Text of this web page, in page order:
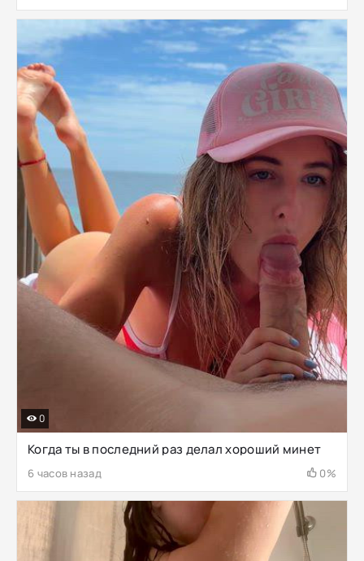
Когда ты в последний раз делал хороший минет
6 часов назад 0%
0